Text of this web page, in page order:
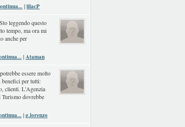
|lilacP
leggendo questo
tempo, ma ora mi
anche per
|Ataman
essere molto
benefici per tutti:
clienti. L'Agenzia
Turismo dovrebbe
|g.lorenzo